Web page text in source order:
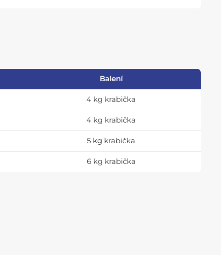
Balení
4 kg krabička
4 kg krabička
5 kg krabička
6 kg krabička